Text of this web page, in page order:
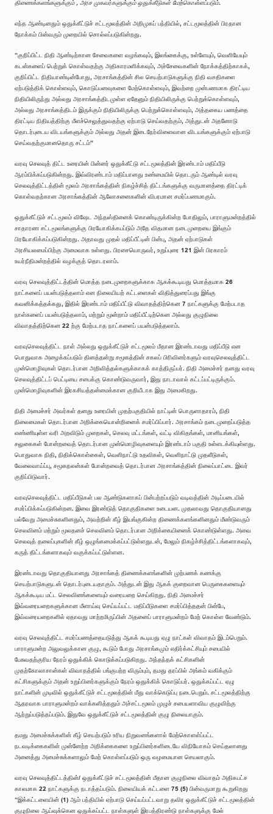
திணைக்களங்களுக்கும் , அரச முகவர்களுக்கும் ஒதுக்கீடுகள் மேற்கொள்ளப்படும்.
எந்த ஆண்டினதும் ஒதுக்கீட்டுச் சட்டமூலத்தின் அறிமுகப் பந்தியில், சட்டமூலத்தின் பிரதான
நோக்கம் பின்வரும் முறையில் சொல்லப்படுகின்றது.
“குறிப்பிட்ட நிதி ஆண்டிற்கான சேவைகளை வழங்கவும், இலங்கைக்கு, உள்ளேயும், வெளியேயும்
கடன்களைப் பெற்றுக் கொள்வதற்கு அதிகாரமளிக்கவும், அச்சேவைகளின் நோக்கத்திற்காகக்,
குறிப்பிட்ட நிதியாண்டின்போது, அரசாங்கத்தின் சில செயற்பாடுகளுக்கு நிதி வசதிகளை
ஏற்படுத்திக் கொள்ளவும், கொடுப்பனவுகளை மேற்கொள்ளவும், இவற்றை முன்பணமாக திரட்டிய
நிதியிலிருந்து அல்லது அரசாங்கத்திடமுள்ள ஏதேனும் நிதியிலிருக்கு பெற்றுக்கொள்ளவும்,
அல்லது அரசாங்கத்திடம் இருக்கும் நிதியிலிருக்கு பெற்றுக்கொள்ளவும், அத்தகைய பணத்தை
திரட்டிய நிதியத்திற்கு மீளச்செலுத்துவதற்கு ஏற்பாடு செய்வதற்கும், அத்துடன் அதனோடு
தொடர்புடைய விடயங்களுக்கும் அல்லது அதன் இடைநேர்விளைவான விடயங்களுக்கும் ஏற்பாடு
செய்வதற்குமானதொரு சட்டம்”
வரவு செலவுத் திட்ட உரையின் பின்னர் ஒதுக்கீட்டு சட்டமூலத்தின் இரண்டாம் மதிப்பீடு
ஆரம்பிக்கப்படுகின்றது. இவ்விரண்டாம் மதிப்பானது உண்மையில் தொடரும் ஆண்டில் வரவு
செலவுத்திட்டத்தின் மூலம் அரசாங்கத்தின் நிகழ்ச்சித் திட்டங்களுக்கு வருமானத்தை திரட்டிக்
கொள்வதற்கான அரசாங்கத்தின் ஆலோசனைகளின் விபரமான சமர்ப்பணமாகும்.
ஒதுக்கீட்டுச் சட்டமூலம் விஷேட அந்தஸ்தினைக் கொண்டிருக்கின்ற போதிலும், பாராளுமன்றத்தில்
சாதாரண சட்டமூலங்களுக்கு பிரயோகிக்கபப்டும் அதே விதமான நடைமுறையை இங்கும்
பிரயோகிக்கப்படுகின்றது. அதாவது முதல் மதிப்பீட்டின் பின்பு, அதன் ஏற்பாடுகள்
அரசியலமைப்பிற்கு அமைவாக உள்ளது. பிரசையொருவர், உறுப்புரை 121 இன் பிரகாரம்
உயர்நீதிமன்றத்தில் வழக்குத் தொடரலாம்.
வரவு செலவுத்திட்டத்தின் மொத்த நடைமுறைகளுக்காக ஆகக்கூடியது மொத்தமாக 26
நாட்களைப் பயன்படுத்தலாம் என நிலையியற் கட்டளைகள் விதித்துரைப்பது இங்கு
கவனிக்கத்தக்கது, இதில் இரண்டாம் மதிப்பீட்டு விவாதத்திற்கென 7 நாட்களுக்கு மேற்படாத
நாள்களைப் பயன்படுத்தலாம், மற்றும் மூன்றாம் மதிப்பீட்டிற்கென அல்லது குழுநிலை
விவாதத்திற்கென 22 ற்கு மேற்படாத நாட்களைப் பயன்படுத்தலாம்.
வரவுசெலவுத்திட்ட நாள் அல்லது ஒதுக்கீட்டுச் சட்டமூலம் மீதான இரண்டாவது மதிப்பீடு என
பொதுவாக அழைக்கப்படும் தினத்தன்று சமூகத்தின் சகலப் பிரிவினர்களும் வரவுசெலவுத்திட்ட
முன்மொழிவுகள் தொடர்பான அறிவித்தல்களுக்காகக் காத்திருப்பர். நிதி அமைச்சர் தனது வரவு
செலவுத்திட்டப் பெட்டியை சபைக்கு கொண்டுவருவார், இது நாடாவால் கட்டப்பட்டிருக்கும்.
முன்மொழிவுகளின் இரகசியத்தன்மைக்கான குறியீடாக இது அமைகிறது.
நிதி அமைச்சர் அவர்கள் தனது உரையின் முதற்பகுதியில் நாட்டின் பொருளாதாரம், நிதி
நிலைமைகள் தொடர்பான அறிக்கையொன்றினைக் சமர்ப்பிப்பார். அரசாங்கம் நடைமுறைப்படுத்த
எண்ணியுள்ள வரி அறவிடும் முறைகள், செலவு மட்டங்கள், வட்டி விகிதங்கள், மானியங்கள்,
சலுகைகள் போன்றவைத் தொடர்பான முன்மொழிவுகளையும் இரண்டாம் பகுதி உள்ளடக்கியுள்ளது.
பொதுவாக நிதி, நிதிக்கொள்கைள், வெளிநாட்டு உதவிகள், வெளிநாட்டு முதலீடுகள்,
வேலைவாய்ப்பு, சமூகநலன்கள் போன்றவைத் தொடர்பான அரசாங்கத்தின் நிலைப்பாட்டை இவர்
குறிப்பிடுவார்.
வரவுசெலவுத்திட்ட மதிப்பீடுகள் பல ஆண்டுகளாகப் பின்பற்றப்படும் வடிவத்தின் அடிப்படையில்
சமர்ப்பிக்கப்படுகின்றன. இவை இரண்டுத் தொகுதிகளை உடையன. முதலாவது தொகுதியானது
பல்வேறு அமைச்சுகளினதும், அவற்றின் கீழ் இயங்குகின்ற திணைக்களங்களினதும் மீண்டுவரும்
செலவினம் மற்றும் மூலதனச் செலவினம் தொடர்பான அறிக்கையினைக் கொண்டுள்ளது. அவை
செலவுத் தலைப்புகளின் கீழ் ஒழுங்கமைக்கப்பட்டுள்ளதுடன், மேலும் நிகழ்ச்சித்திட்டங்களாகவும்,
கருத் திட்டங்களாகவும் வகுக்கப்பட்டுள்ளன.
இரண்டாவது தொகுதியானது அரசாங்கத் திணைக்களங்களின் முற்பணக் கணக்கு
செயற்பாடுகளுடன் தொடர்புடையதாகும். அத்துடன் இது ஆகக் குறைவான பெருகைகளையும்
ஆகக்கூடிய மட்ட செலவினங்களையும் வரையறை செய்கிறது. நிதி அமைச்சர்
இவ்வரையறைகளுக்கான மீளாய்வு செய்யப்பட்ட மதிப்பீடுகளை சமர்ப்பித்ததன் பின்பே,
இவ்வரையறைகளில் ஏதாவது மாற்றமிருப்பின் அதனைப் பாராளுமன்றம் மேற் கொள்ள வேண்டும்.
வரவு செலவுத்திட்ட சமர்ப்பணத்தையடுத்து ஆகக் கூடியது ஏழு நாட்கள் விவாதம் இடம்பெறும்.
பாராளுமன்ற அலுவலுக்கான குழு, கூடும் போது அரசாங்கமும் எதிர்க்கட்சியும் சபையில்
பேசுவதற்குரிய நேரம் ஒதுக்கிக் கொடுக்கப்படுகிறது. அந்தந்தக் கட்சிகளின்
முதற்கோலாசான்கள் விவாதத்தில் பங்குபற்ற விரும்பும், தமது தரப்பில் அங்கம் வகிக்கும்
கட்சிகளுக்கும் அதன் உறுப்பினர்களுக்கும் நேரம் ஒதுக்கிக் கொடுப்பர். ஒதுக்கப்பட்ட ஏழு
நாட்களின் முடிவில் ஒதுக்கீட்டுச் சட்டமூலத்தின் மீது வாக்கெடுப்பு நடைபெறும். சட்டமூலத்திற்கு
ஆதரவாக பாராளுமன்றம் வாக்களித்ததும் அச்சட்டமூலம் முழுச் சபையளாவிய குழுவிற்கு
ஆற்றுப்படுத்தப்படும். இதுவே ஒதுக்கீட்டுச் சட்டமூலத்தின் குழு நிலையாகும்.
தமது அமைச்சுக்களின் கீழ் செயற்படும் உரிய நிறுவனங்களால் மேற்கொளள்ப்பட்ட
நடவடிக்கைகளின் முன்னேற்ற அறிக்கைகளை உறுப்பினர்களிடையே விநியோகம் செய்தலானது
அனைத்து அமைச்சுக்களாலும் மேற் கொள்ளப்படும் ஒரு வழமையான செயலாகும்.
வரவு செலவுத்திட்டத்தின்/ ஒதுக்கீட்டுச் சட்டமூலத்தின் மீதான குழுநிலை விவாதம் அதிகபட்ச
காலமாக 22 நாட்களுக்கு நடாத்தப்படும். நிலையியக் கட்டளை 75 (5) பின்வருமாறு கூறுகிறது
“இக்கட்டளையின் (1) ஆம் பந்தியில் ஏற்பாடு செய்யப்பட்டவாறு தவிர ஒதுக்கீட்டுச் சட்டமூலத்தின்
குழுநிலை ஆய்வுக்கென ஒதுக்கப்பட்ட நாள்களுள் இரபத்திரண்டு நாள்களுக்கு மேல்